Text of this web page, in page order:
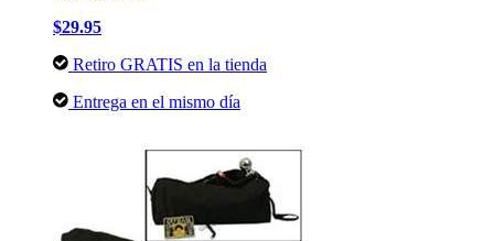
$29.95
Retiro GRATIS en la tienda
Entrega en el mismo día